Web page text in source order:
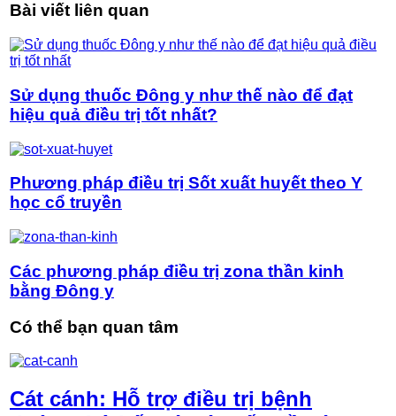
Bài viết liên quan
Sử dụng thuốc Đông y như thế nào để đạt
hiệu quả điều trị tốt nhất?
Phương pháp điều trị Sốt xuất huyết theo Y
học cổ truyền
Các phương pháp điều trị zona thần kinh
bằng Đông y
Có thể bạn quan tâm
Cát cánh: Hỗ trợ điều trị bệnh